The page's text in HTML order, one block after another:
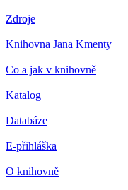
Zdroje
Knihovna Jana Kmenty
Co a jak v knihovně
Katalog
Databáze
E-přihláška
O knihovně